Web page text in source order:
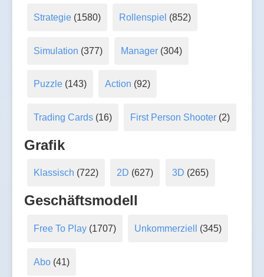
Strategie(1580) Rollenspiel (852)
Simulation (377) Manager (304)
Puzzle(143) Action (92)
Trading Cards(16) First Person Shooter (2)
Grafik
Klassisch (722) 2D (627) 3D (265)
Geschäftsmodell
Free To Play(1707) Unkommerziell (345)
Abo(41)